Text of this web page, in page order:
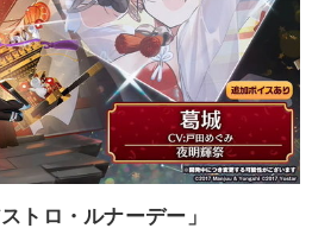
トロ・ルナーデー」